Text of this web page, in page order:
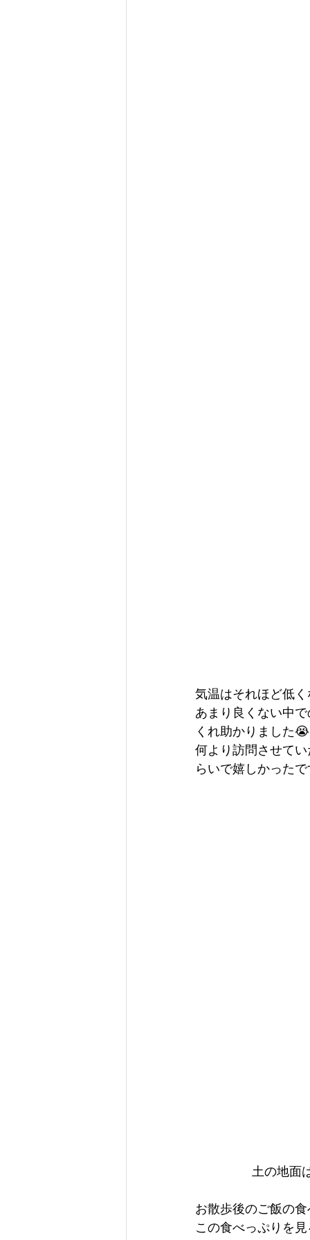
気温はそれほど低
あまり良くない中
くれ助かりました😭
何より訪問させて
らいで嬉しかった
土の地面
お散歩後のご飯の
この食べっぷりを